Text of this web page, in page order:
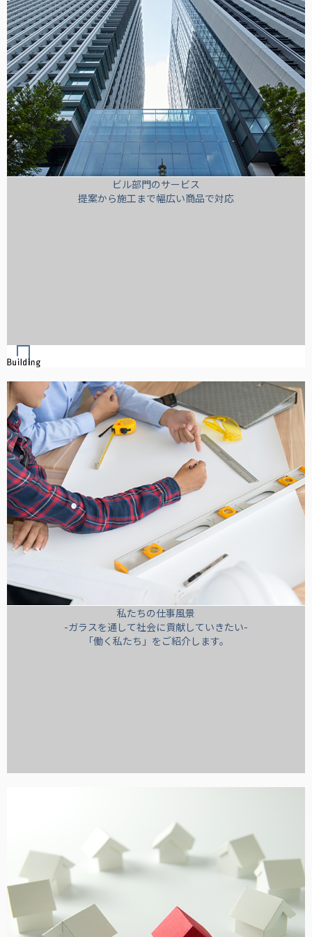
ビル部門のサービス
提案から施工まで幅広い商品で対応
私たちの仕事風景
-ガラスを通して社会に貢献していきたい-
「働く私たち」をご紹介します。